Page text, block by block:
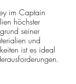
im Captain
höchster
seiner
und
ist es ideal